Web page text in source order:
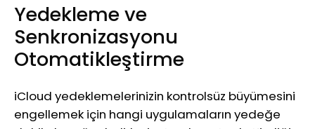
Yedekleme ve
Senkronizasyonu
Otomatikleştirme
iCloud yedeklemelerinizin kontrolsüz büyümesini
engellemek için hangi uygulamaların yedeğe